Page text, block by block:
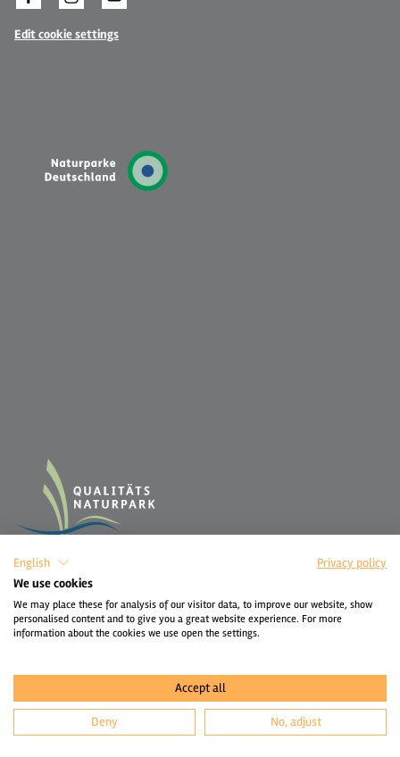
Edit cookie settings
English
Privacy policy
We use cookies
We may place these for analysis of our visitor data, to improve our website, show
personalised content and to give you a great website experience. For more
information about the cookies we use open the settings.
Accept all
Deny No, adjust